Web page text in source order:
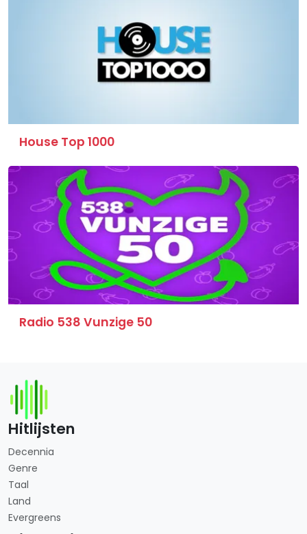
House Top 1000
Radio 538 Vunzige 50
Hitlijsten
Decennia
Genre
Taal
Land
Evergreens